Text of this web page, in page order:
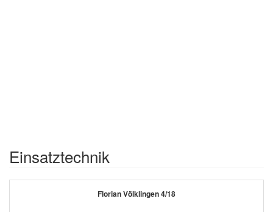
Einsatztechnik
Florian Völklingen 4/18